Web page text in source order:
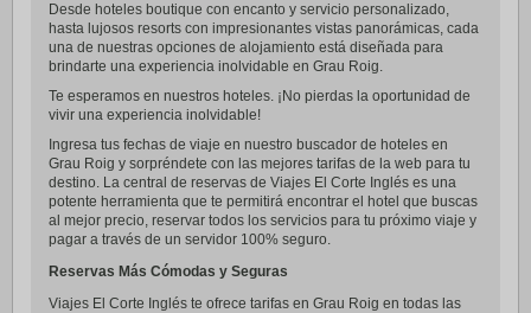
Desde hoteles boutique con encanto y servicio personalizado,
hasta lujosos resorts con impresionantes vistas panorámicas, cada
una de nuestras opciones de alojamiento está diseñada para
brindarte una experiencia inolvidable en Grau Roig.
Te esperamos en nuestros hoteles. ¡No pierdas la oportunidad de
vivir una experiencia inolvidable!
Ingresa tus fechas de viaje en nuestro buscador de hoteles en
Grau Roig y sorpréndete con las mejores tarifas de la web para tu
destino. La central de reservas de Viajes El Corte Inglés es una
potente herramienta que te permitirá encontrar el hotel que buscas
al mejor precio, reservar todos los servicios para tu próximo viaje y
pagar a través de un servidor 100% seguro.
Reservas Más Cómodas y Seguras
Viajes El Corte Inglés te ofrece tarifas en Grau Roig en todas las